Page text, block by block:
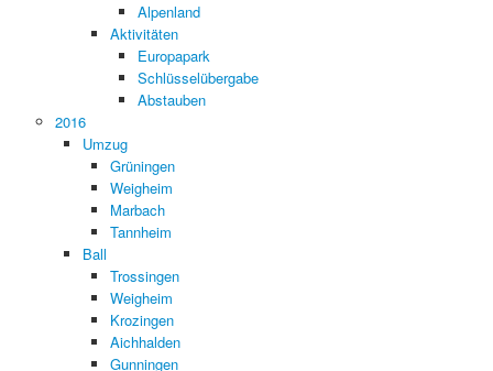
Alpenland
Aktivitäten
Europapark
Schlüsselübergabe
Abstauben
2016
Umzug
Grüningen
Weigheim
Marbach
Tannheim
Ball
Trossingen
Weigheim
Krozingen
Aichhalden
Gunningen